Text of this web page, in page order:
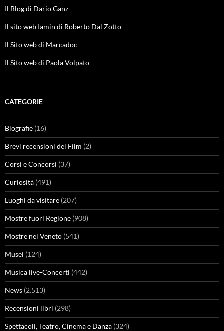
Il Blog di Dario Ganz
Il sito web Iamin di Roberto Dal Zotto
Il Sito web di Marcadoc
Il Sito web di Paola Volpato
CATEGORIE
Biografie (16)
Brevi recensioni dei Film (2)
Corsi e Concorsi (37)
Curiosità (491)
Luoghi da visitare (207)
Mostre fuori Regione (908)
Mostre nel Veneto (541)
Musei (124)
Musica live-Concerti (442)
News (2.513)
Recensioni libri (298)
Spettacoli, Teatro, Cinema e Danza (324)